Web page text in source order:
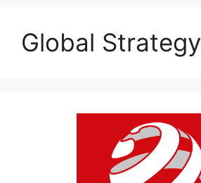
Global Strategy